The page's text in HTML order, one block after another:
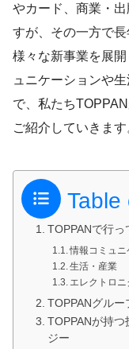
やカード、商業・
すが、その一方で
様々な新事業を展
ュニケーションや
で、私たち
ご紹介していきます
Table
TOPPANで行っ
情報コミュニ
生活・産業
エレクトロニ
TOPPANグルー
TOPPANが持
ジー